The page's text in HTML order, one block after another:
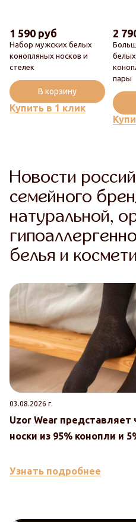
Набор мужских белых
конопляных носков и
стелек
1 590 руб
Купить в 1 клик
В корзину
пары
2
Новости
семейного
натуральной,
белья и
03.08.2026 г.
Uzor Wear
носки из 95% конопли и
Узнать подробнее